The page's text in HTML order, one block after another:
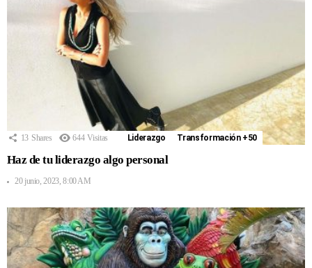
13 Shares 644 Visitas Liderazgo Transformación +50
Haz de tu liderazgo algo personal
20 junio, 2023, 8:00 AM